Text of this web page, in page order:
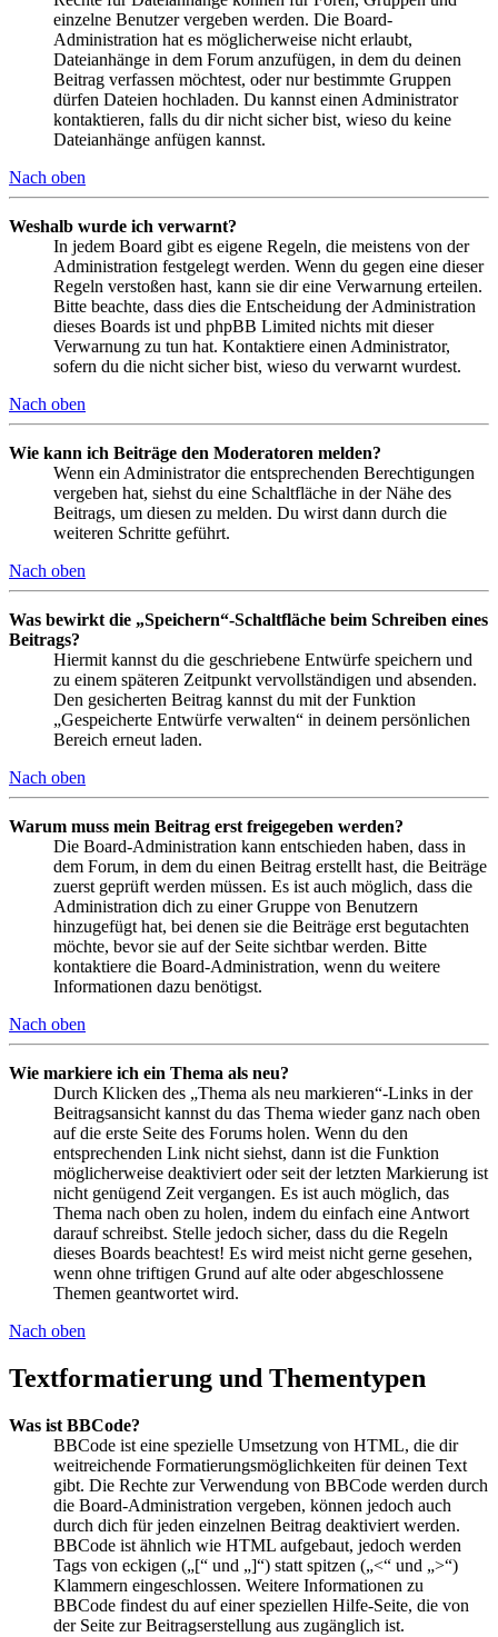
einzelne Benutzer vergeben werden. Die Board-
Administration hat es möglicherweise nicht erlaubt,
Dateianhänge in dem Forum anzufügen, in dem du deinen
Beitrag verfassen möchtest, oder nur bestimmte Gruppen
dürfen Dateien hochladen. Du kannst einen Administrator
kontaktieren, falls du dir nicht sicher bist, wieso du keine
Dateianhänge anfügen kannst.
Nach oben
Weshalb wurde ich verwarnt?
In jedem Board gibt es eigene Regeln, die meistens von der
Administration festgelegt werden. Wenn du gegen eine dieser
Regeln verstoßen hast, kann sie dir eine Verwarnung erteilen.
Bitte beachte, dass dies die Entscheidung der Administration
dieses Boards ist und phpBB Limited nichts mit dieser
Verwarnung zu tun hat. Kontaktiere einen Administrator,
sofern du die nicht sicher bist, wieso du verwarnt wurdest.
Nach oben
Wie kann ich Beiträge den Moderatoren melden?
Wenn ein Administrator die entsprechenden Berechtigungen
vergeben hat, siehst du eine Schaltfläche in der Nähe des
Beitrags, um diesen zu melden. Du wirst dann durch die
weiteren Schritte geführt.
Nach oben
Was bewirkt die „Speichern“-Schaltfläche beim Schreiben eines
Beitrags?
Hiermit kannst du die geschriebene Entwürfe speichern und
zu einem späteren Zeitpunkt vervollständigen und absenden.
Den gesicherten Beitrag kannst du mit der Funktion
„Gespeicherte Entwürfe verwalten“ in deinem persönlichen
Bereich erneut laden.
Nach oben
Warum muss mein Beitrag erst freigegeben werden?
Die Board-Administration kann entschieden haben, dass in
dem Forum, in dem du einen Beitrag erstellt hast, die Beiträge
zuerst geprüft werden müssen. Es ist auch möglich, dass die
Administration dich zu einer Gruppe von Benutzern
hinzugefügt hat, bei denen sie die Beiträge erst begutachten
möchte, bevor sie auf der Seite sichtbar werden. Bitte
kontaktiere die Board-Administration, wenn du weitere
Informationen dazu benötigst.
Nach oben
Wie markiere ich ein Thema als neu?
Durch Klicken des „Thema als neu markieren“-Links in der
Beitragsansicht kannst du das Thema wieder ganz nach oben
auf die erste Seite des Forums holen. Wenn du den
entsprechenden Link nicht siehst, dann ist die Funktion
möglicherweise deaktiviert oder seit der letzten Markierung ist
nicht genügend Zeit vergangen. Es ist auch möglich, das
Thema nach oben zu holen, indem du einfach eine Antwort
darauf schreibst. Stelle jedoch sicher, dass du die Regeln
dieses Boards beachtest! Es wird meist nicht gerne gesehen,
wenn ohne triftigen Grund auf alte oder abgeschlossene
Themen geantwortet wird.
Nach oben
Textformatierung und Thementypen
Was ist BBCode?
BBCode ist eine spezielle Umsetzung von HTML, die dir
weitreichende Formatierungsmöglichkeiten für deinen Text
gibt. Die Rechte zur Verwendung von BBCode werden durch
die Board-Administration vergeben, können jedoch auch
durch dich für jeden einzelnen Beitrag deaktiviert werden.
BBCode ist ähnlich wie HTML aufgebaut, jedoch werden
Tags von eckigen („[“ und „]“) statt spitzen („<“ und „>“)
Klammern eingeschlossen. Weitere Informationen zu
BBCode findest du auf einer speziellen Hilfe-Seite, die von
der Seite zur Beitragserstellung aus zugänglich ist.